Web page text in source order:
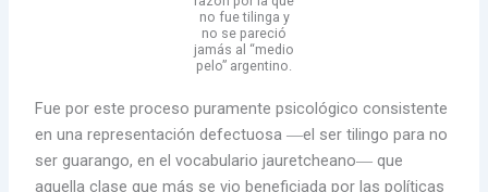
no fue tilinga y
no se pareció
jamás al “medio
pelo” argentino.
Fue por este proceso puramente psicológico consistente
en una representación defectuosa ―el ser tilingo para no
ser guarango, en el vocabulario jauretcheano― que
aquella clase que más se vio beneficiada por las políticas